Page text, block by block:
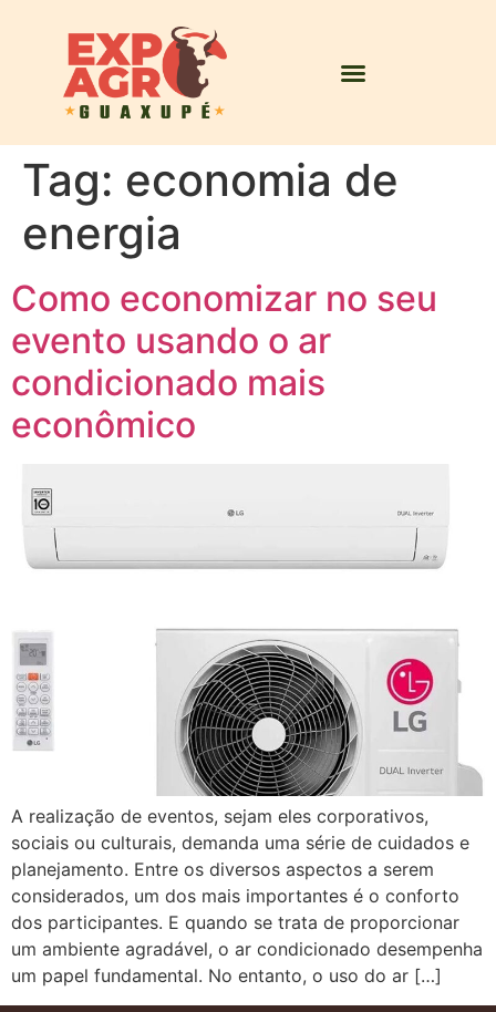
Tag: economia de
energia
Como economizar no seu
evento usando o ar
condicionado mais
econômico
A realização de eventos, sejam eles corporativos,
sociais ou culturais, demanda uma série de cuidados e
planejamento. Entre os diversos aspectos a serem
considerados, um dos mais importantes é o conforto
dos participantes. E quando se trata de proporcionar
um ambiente agradável, o ar condicionado desempenha
um papel fundamental. No entanto, o uso do ar […]